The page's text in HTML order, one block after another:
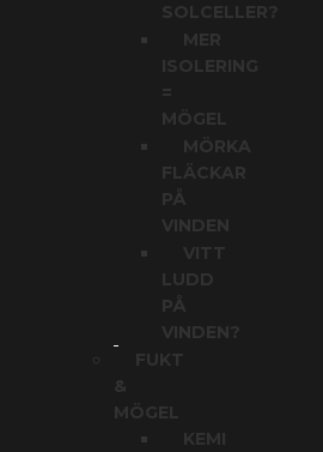
SOLCELLER?
MER
ISOLERING
MÖGEL
MÖRKA
FLÄCKAR
PÅ
VINDEN
VITT
PÅ
VINDEN?
FUKT
&
MÖGEL
KEMI